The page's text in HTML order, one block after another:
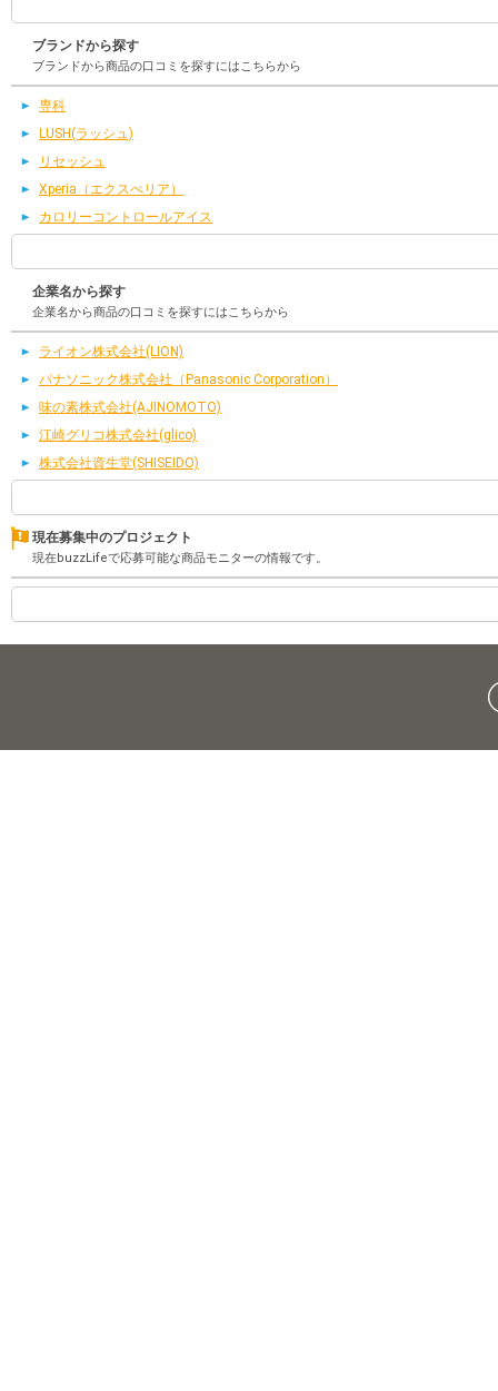
ブランドから探す
ブランドから商品の口コミを探すにはこちらから
専科
LUSH(ラッシュ)
リセッシュ
Xperia（エクスぺリア）
カロリーコントロールアイス
企業名から探す
企業名から商品の口コミを探すにはこちらから
ライオン株式会社(LION)
パナソニック株式会社（Panasonic Corporation）
味の素株式会社(AJINOMOTO)
江崎グリコ株式会社(glico)
株式会社資生堂(SHISEIDO)
現在募集中のプロジェクト
現在buzzLifeで応募可能な商品モニターの情報です。